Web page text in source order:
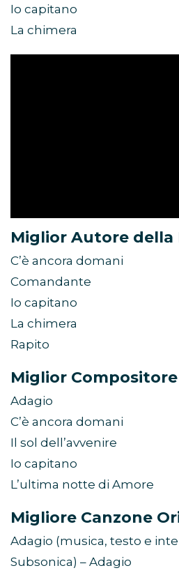
Io capitano
La chimera
Miglior Autore della
C’è ancora domani
Comandante
Io capitano
La chimera
Rapito
Miglior Compositore
Adagio
C’è ancora domani
Il sol dell’avvenire
Io capitano
L’ultima notte di Amore
Migliore Canzone
Adagio (musica, testo e
Subsonica) – Adagio